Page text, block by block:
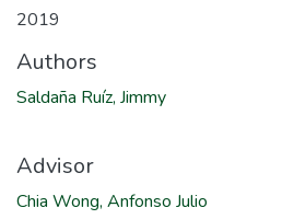
2019
Authors
Saldaña Ruíz, Jimmy
Advisor
Chia Wong, Anfonso Julio